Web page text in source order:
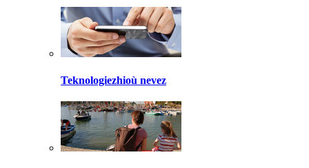
Teknologiezhioù nevez